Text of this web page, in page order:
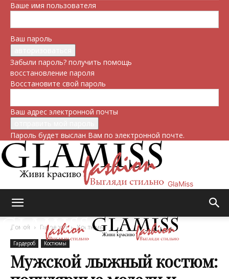
Ваше имя пользователя
Ваш пароль
Забыли пароль? получить помощь
восстановление пароля
Восстановите свой пароль
Ваш адрес электронной почты
Пароль будет выслан Вам по электронной почте.
GlaMiss
Домой Гардероб Костюмы
Гардероб Костюмы
Мужской лыжный костюм: